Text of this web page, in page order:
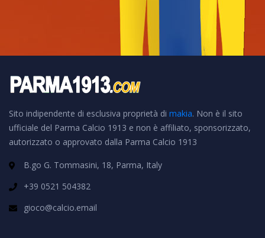
Sito indipendente di esclusiva proprietà di makia. Non è il sito
ufficiale del Parma Calcio 1913 e non è affiliato, sponsorizzato,
autorizzato o approvato dalla Parma Calcio 1913
B.go G. Tommasini, 18, Parma, Italy
+39 0521 504382
gioco@calcio.email